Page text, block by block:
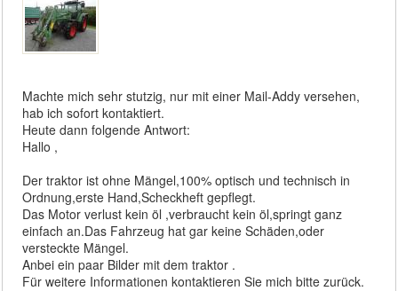
Machte mich sehr stutzig, nur mit einer Mail-Addy versehen,
hab ich sofort kontaktiert.
Heute dann folgende Antwort:
Hallo ,
Der traktor ist ohne Mängel,100% optisch und technisch in
Ordnung,erste Hand,Scheckheft gepflegt.
Das Motor verlust kein öl ,verbraucht kein öl,springt ganz
einfach an.Das Fahrzeug hat gar keine Schäden,oder
versteckte Mängel.
Anbei ein paar Bilder mit dem traktor .
Für weitere Informationen kontaktieren Sie mich bitte zurück.